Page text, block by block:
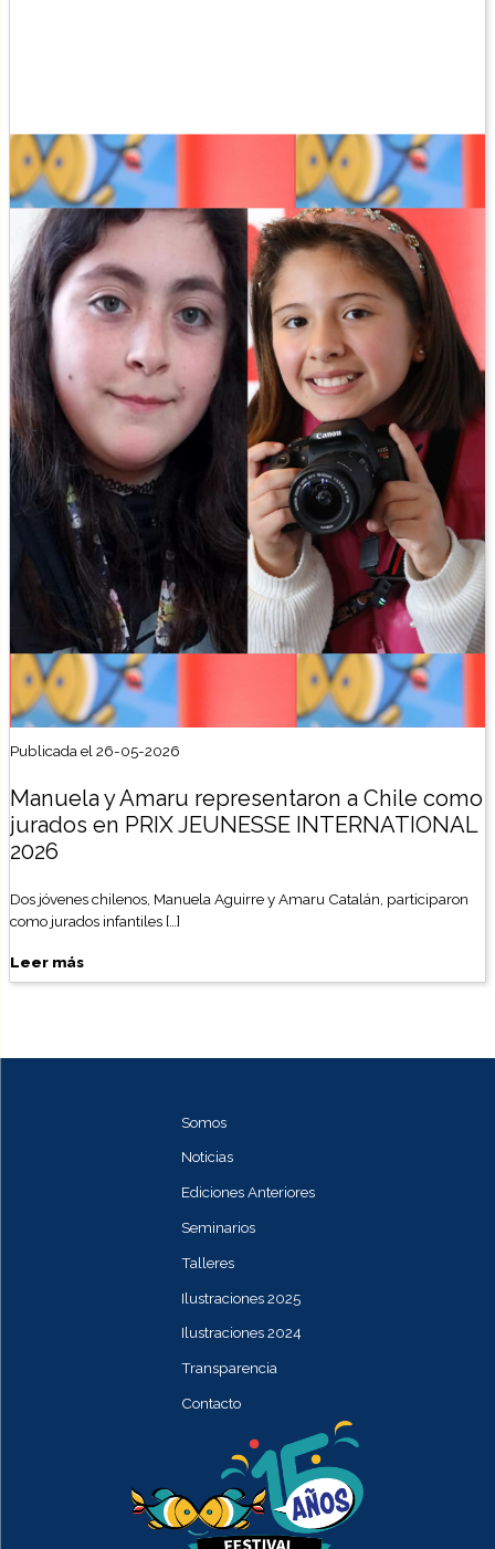
Publicada el 26-05-2026
Manuela y Amaru representaron a Chile como
jurados en PRIX JEUNESSE INTERNATIONAL
2026
Dos jóvenes chilenos, Manuela Aguirre y Amaru Catalán, participaron
como jurados infantiles […]
Leer más
Somos
Noticias
Ediciones Anteriores
Seminarios
Talleres
Ilustraciones 2025
Ilustraciones 2024
Transparencia
Contacto